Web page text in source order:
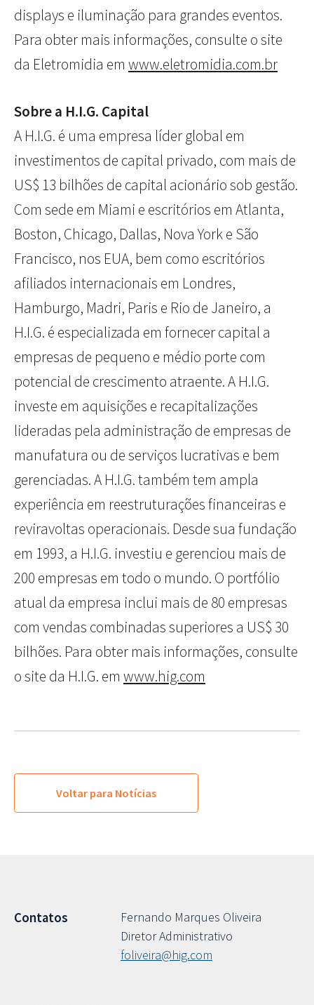
displays e iluminação para grandes eventos.
Para obter mais informações, consulte o site
da Eletromidia em www.eletromidia.com.br
Sobre a H.I.G. Capital
A H.I.G. é uma empresa líder global em
investimentos de capital privado, com mais de
US$ 13 bilhões de capital acionário sob gestão.
Com sede em Miami e escritórios em Atlanta,
Boston, Chicago, Dallas, Nova York e São
Francisco, nos EUA, bem como escritórios
afiliados internacionais em Londres,
Hamburgo, Madri, Paris e Rio de Janeiro, a
H.I.G. é especializada em fornecer capital a
empresas de pequeno e médio porte com
potencial de crescimento atraente. A H.I.G.
investe em aquisições e recapitalizações
lideradas pela administração de empresas de
manufatura ou de serviços lucrativas e bem
gerenciadas. A H.I.G. também tem ampla
experiência em reestruturações financeiras e
reviravoltas operacionais. Desde sua fundação
em 1993, a H.I.G. investiu e gerenciou mais de
200 empresas em todo o mundo. O portfólio
atual da empresa inclui mais de 80 empresas
com vendas combinadas superiores a US$ 30
bilhões. Para obter mais informações, consulte
o site da H.I.G. em www.hig.com
Voltar para Notícias
Contatos
Fernando Marques Oliveira
Diretor Administrativo
foliveira@hig.com